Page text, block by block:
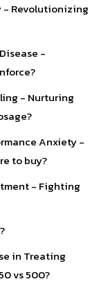
- Revolutionizing
-
- Nurturing
Anxiety -
to buy?
- Fighting
in Treating
vs 500?